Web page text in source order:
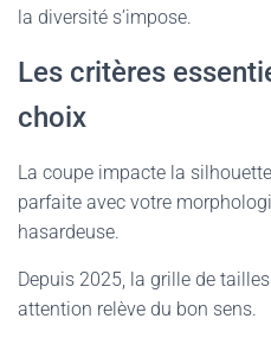
la diversité s’impose.
Les critères
choix
La coupe impacte la
parfaite avec votre
hasardeuse.
Depuis 2025, la grille de
attention relève du bon sens.